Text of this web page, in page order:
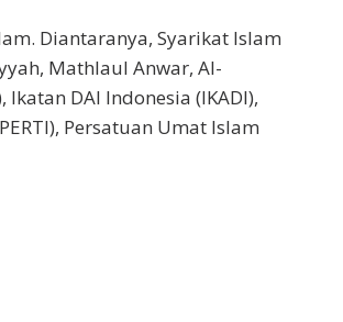
Diantaranya, Syarikat Islam
Mathlaul Anwar, Al-
DAI Indonesia (IKADI),
Persatuan Umat Islam